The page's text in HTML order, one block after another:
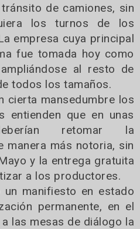
de camiones, sin
los turnos de los
empresa cuya principal
fue tomada hoy como
al resto de
todos los tamaños.
cierta mansedumbre los
entienden que en unas
retomar la
manera más notoria, sin
y la entrega gratuita
a los productores.
un manifiesto en estado
permanente, en el
las mesas de diálogo la